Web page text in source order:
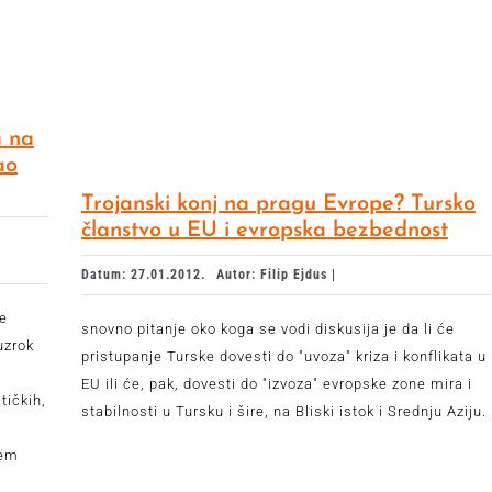
na
Trojanski konj na pragu Evrope? Tursko
članstvo u EU i evropska bezbednost
Datum: 27.01.2012. Autor: Filip Ejdus |
snovno pitanje oko koga se vodi diskusija je da li će
pristupanje Turske dovesti do "uvoza" kriza i konflikata u
EU ili će, pak, dovesti do "izvoza" evropske zone mira i
stabilnosti u Tursku i šire, na Bliski istok i Srednju Aziju.